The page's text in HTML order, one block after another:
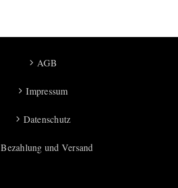
AGB
Impressum
Datenschutz
Bezahlung und Versand